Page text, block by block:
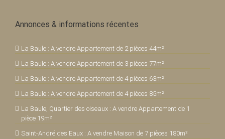
Annonces & informations récentes
La Baule : A vendre Appartement de 2 pièces 44m²
La Baule : A vendre Appartement de 3 pièces 77m²
La Baule : A vendre Appartement de 4 pièces 63m²
La Baule : A vendre Appartement de 4 pièces 85m²
La Baule, Quartier des oiseaux : A vendre Appartement de 1
pièce 19m²
Saint-André des Eaux : A vendre Maison de 7 pièces 180m²